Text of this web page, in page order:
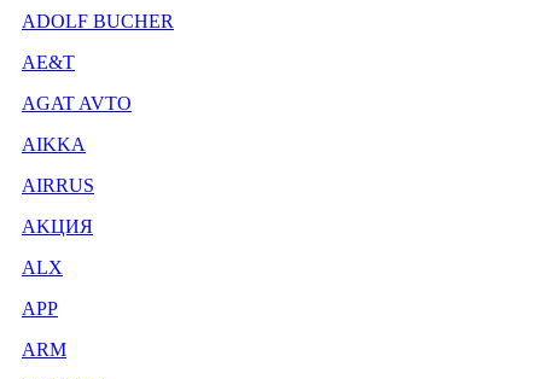
ADOLF BUCHER
AE&T
AGAT AVTO
AIKKA
AIRRUS
AKЦИЯ
ALX
APP
ARM